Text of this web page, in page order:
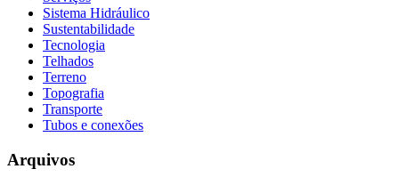
Sistema Hidráulico
Sustentabilidade
Tecnologia
Telhados
Terreno
Topografia
Transporte
Tubos e conexões
Arquivos